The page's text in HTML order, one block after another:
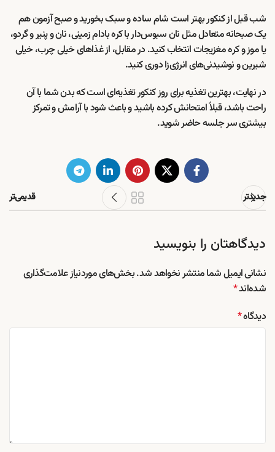
شب قبل از کنکور بهتر است شام ساده و سبک بخورید و صبح آزمون هم
یک صبحانه متعادل مثل نان سبوس‌دار با کره بادام زمینی، نان و پنیر و گردو،
یا موز و کره مغزیجات انتخاب کنید. در مقابل، از غذاهای خیلی چرب، خیلی
شیرین و نوشیدنی‌های انرژی‌زا دوری کنید.
در نهایت، بهترین تغذیه برای روز کنکور تغذیه‌ای است که بدن شما با آن
راحت باشد، قبلاً امتحانش کرده باشید و باعث شود با آرامش و تمرکز
بیشتری سر جلسه حاضر شوید.
جدیدتر قدیمی‌تر
دیدگاهتان را بنویسید
نشانی ایمیل شما منتشر نخواهد شد.بخش‌های موردنیاز علامت‌گذاری
شده‌اند*
دیدگاه*